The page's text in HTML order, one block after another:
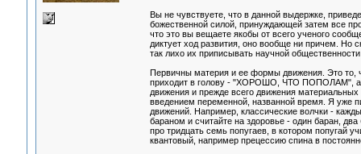
Вы не чувствуете, что в данной выдержке,
божественной силой, принуждающей затем все
что это вы вещаете якобы от всего ученого
диктует ход развития, оно вообще ни причем. Но
так лихо их приписывать научной
Первичны материя и ее формы движения. Это то,
приходит в голову - "ХОРОШО, ЧТО ПОПОЛАМ", а
движения и прежде всего движения
введением переменной, названной время. Я уже
движений. Например, классические волчки -
бараном и считайте на здоровье - один баран,
про тридцать семь попугаев, в котором попугай
квантовый, например прецессию спина в